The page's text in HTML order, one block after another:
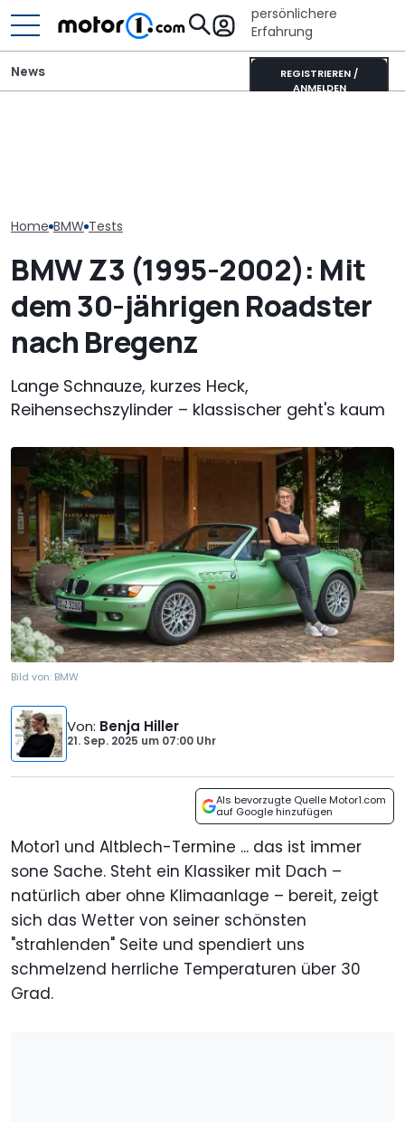
persönlichere
Erfahrung
REGISTRIEREN /
ANMELDEN
News
Home BMW Tests
BMW Z3 (1995-2002): Mit
dem 30-jährigen Roadster
nach Bregenz
Lange Schnauze, kurzes Heck,
Reihensechszylinder – klassischer geht's kaum
Bild von: BMW
Von: Benja Hiller
21. Sep. 2025 um 07:00 Uhr
Als bevorzugte Quelle Motor1.com
auf Google hinzufügen
Motor1 und Altblech-Termine ... das ist immer
sone Sache. Steht ein Klassiker mit Dach –
natürlich aber ohne Klimaanlage – bereit, zeigt
sich das Wetter von seiner schönsten
"strahlenden" Seite und spendiert uns
schmelzend herrliche Temperaturen über 30
Grad.